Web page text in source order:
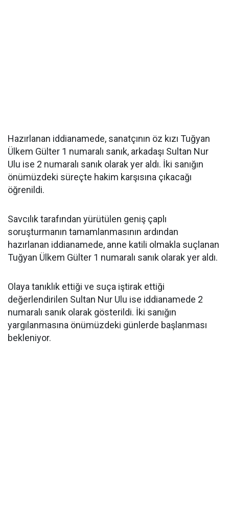
Hazırlanan iddianamede, sanatçının öz kızı Tuğyan
Ülkem Gülter 1 numaralı sanık, arkadaşı Sultan Nur
Ulu ise 2 numaralı sanık olarak yer aldı. İki sanığın
önümüzdeki süreçte hakim karşısına çıkacağı
öğrenildi.
Savcılık tarafından yürütülen geniş çaplı
soruşturmanın tamamlanmasının ardından
hazırlanan iddianamede, anne katili olmakla suçlanan
Tuğyan Ülkem Gülter 1 numaralı sanık olarak yer aldı.
Olaya tanıklık ettiği ve suça iştirak ettiği
değerlendirilen Sultan Nur Ulu ise iddianamede 2
numaralı sanık olarak gösterildi. İki sanığın
yargılanmasına önümüzdeki günlerde başlanması
bekleniyor.